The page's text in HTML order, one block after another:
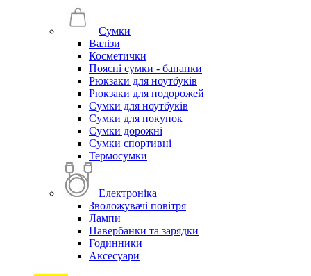
Сумки
Валізи
Косметички
Поясні сумки - бананки
Рюкзаки для ноутбуків
Рюкзаки для подорожей
Сумки для ноутбуків
Сумки для покупок
Сумки дорожні
Сумки спортивні
Термосумки
Електроніка
Зволожувачі повітря
Лампи
Павербанки та зарядки
Годинники
Аксесуари